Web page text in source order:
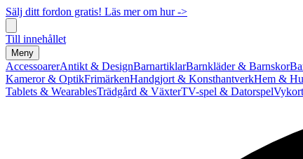
Sälj ditt fordon gratis! Läs mer om hur ->
Till innehållet
Meny
AccessoarerAntikt & DesignBarnartiklarBarnkläder & Barnskor
Kameror & OptikFrimärkenHandgjort & KonsthantverkHem &
Tablets & WearablesTrädgård & VäxterTV-spel & Datorspel